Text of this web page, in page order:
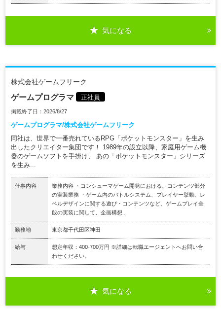
気になる
株式会社ゲームフリーク
ゲームプログラマ 正社員
掲載終了日：2026/8/27
ゲームプログラマ/株式会社ゲームフリーク
同社は、世界で一番売れているRPG「ポケットモンスター」を生み
出したクリエイター集団です！ 1989年の設立以降、家庭用ゲーム機
器のゲームソフトを手掛け、 あの「ポケットモンスター」シリーズ
を生み...
仕事内容
業務内容 ・コンシューマゲーム開発における、コンテンツ部分
の実装業務 ・ゲーム内のバトルシステム、プレイヤー挙動、レ
ベルデザインに関する遊び・コンテンツなど、ゲームプレイ全
般の実装に関して、企画構想...
勤務地 東京都千代田区神田
給与
想定年収：400-700万円 ※詳細は転職エージェントへお問い合
わせください。
気になる